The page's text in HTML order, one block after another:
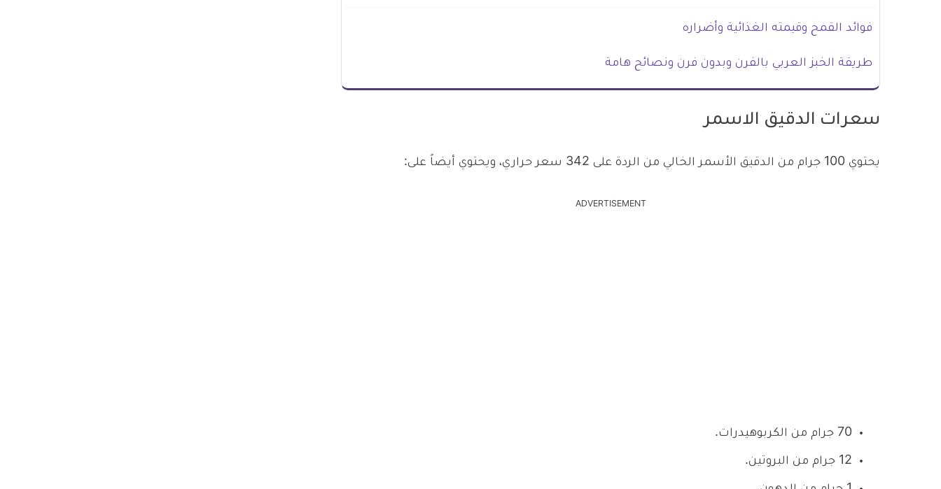
فوائد القمح وقيمته الغذائية وأضراره
طريقة الخبز العربي بالفرن وبدون فرن ونصائح هامة
سعرات الدقيق الاسمر
يحتوي 100 جرام من الدقيق الأسمر الخالي من الردة على 342 سعر حراري، ويحتوي أيضاً على:
ADVERTISEMENT
70 جرام من الكربوهيدرات.
12 جرام من البروتين.